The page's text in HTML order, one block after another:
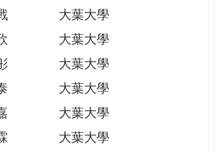
大葉大學
大葉大學
大葉大學
大葉大學
大葉大學
大葉大學